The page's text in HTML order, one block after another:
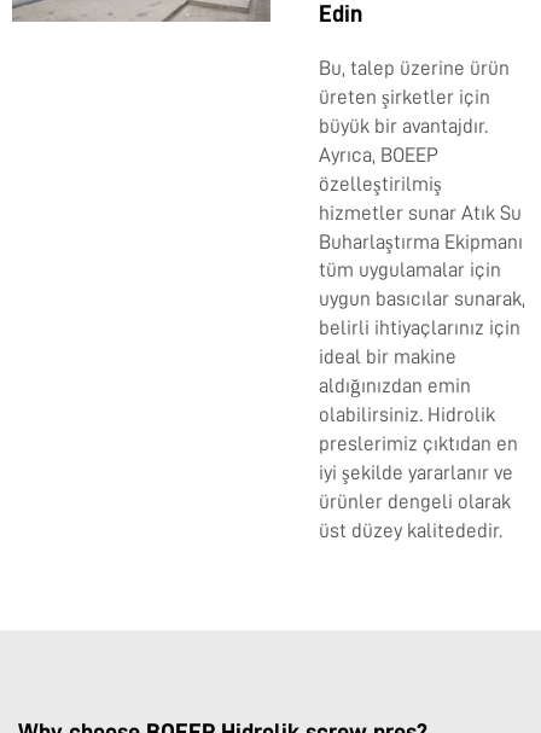
Edin
Bu, talep üzerine ürün
üreten şirketler için
büyük bir avantajdır.
Ayrıca, BOEEP
özelleştirilmiş
hizmetler sunar Atık Su
Buharlaştırma Ekipmanı
tüm uygulamalar için
uygun basıcılar sunarak,
belirli ihtiyaçlarınız için
ideal bir makine
aldığınızdan emin
olabilirsiniz. Hidrolik
preslerimiz çıktıdan en
iyi şekilde yararlanır ve
ürünler dengeli olarak
üst düzey kalitededir.